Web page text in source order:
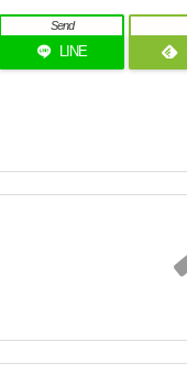
LINE
Send